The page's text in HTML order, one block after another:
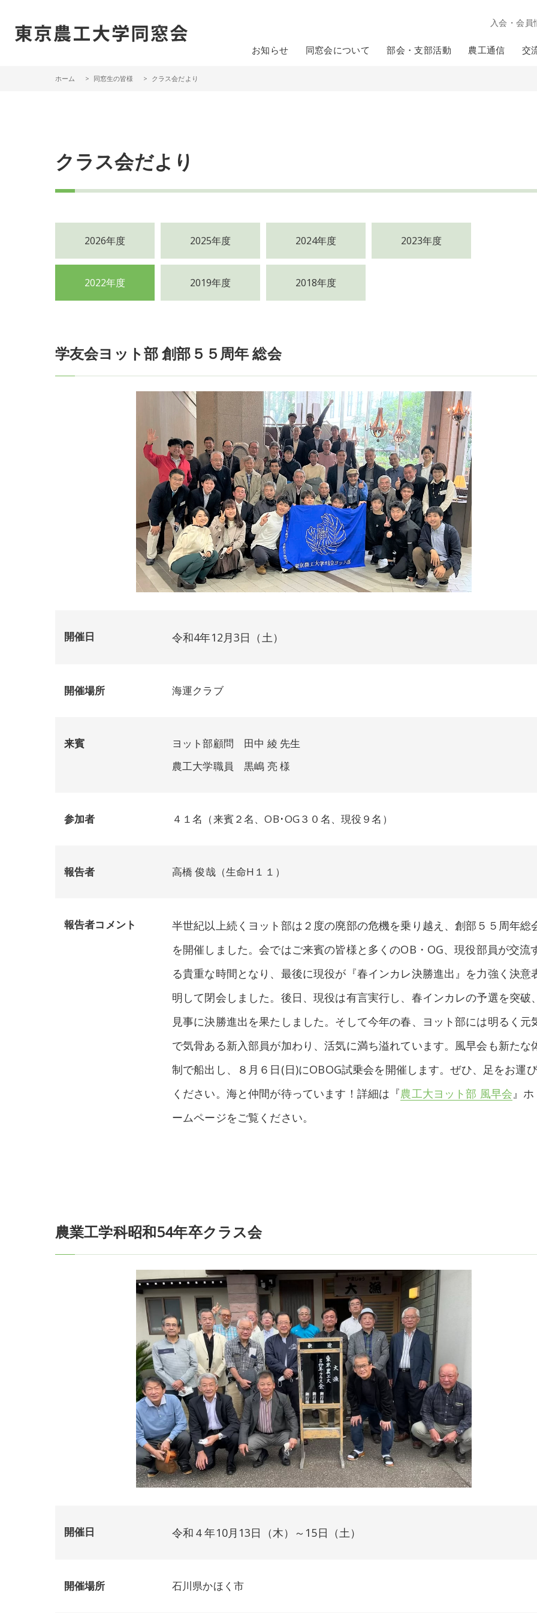
入会・会員
お知らせ 同窓会について 部会・支部活動 農工通信 交
ホーム 同窓生の皆様 クラス会だより
クラス会だより
2026年度 2025年度 2024年度 2023年度
2022年度 2019年度 2018年度
学友会ヨット部 創部５５周年 総会
開催日 令和4年12月3日（土）
開催場所 海運クラブ
来賓
ヨット部顧問 田中 綾 先生
農工大学職員 黒嶋 亮 様
参加者 ４１名（来賓２名、OB･OG３０名、現役９名）
報告者 高橋 俊哉（生命H１１）
報告者コメント
半世紀以上続くヨット部は２度の廃部の危機を乗り越え、創部５５周年総
を開催しました。会ではご来賓の皆様と多くのOB・OG、現役部員が交流
る貴重な時間となり、最後に現役が『春インカレ決勝進出』を力強く決意
明して閉会しました。後日、現役は有言実行し、春インカレの予選を突破、
見事に決勝進出を果たしました。そして今年の春、ヨット部には明るく元
で気骨ある新入部員が加わり、活気に満ち溢れています。風早会も新たな
制で船出し、８月６日(日)にOBOG試乗会を開催します。ぜひ、足をお運び
ください。海と仲間が待っています！詳細は『農工大ヨット部 風早会 』ホ
ームページをご覧ください。
農業工学科昭和54年卒クラス会
開催日 令和４年10月13日（木）～15日（土）
開催場所 石川県かほく市